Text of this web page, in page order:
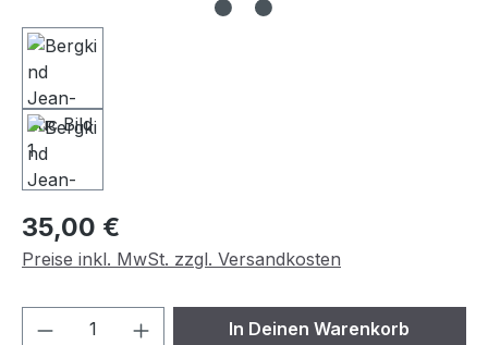
Regulärer Preis:
35,00 €
Preise inkl. MwSt. zzgl. Versandkosten
Produkt Anzahl: Gib denIn Deinen Warenkorb